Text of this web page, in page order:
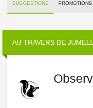
SUGGESTIONS PROMOTIONS
AU TRAVERS DE